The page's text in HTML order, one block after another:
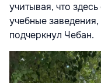
учитывая, что
учебные
подчеркнул Чебан.